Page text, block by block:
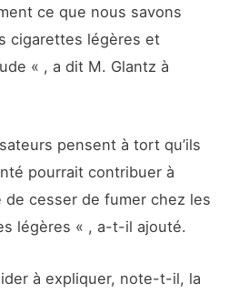
ce que nous savons
cigarettes légères et
« , a dit M. Glantz à
pensent à tort qu’ils
pourrait contribuer à
de cesser de fumer chez les
légères « , a-t-il ajouté.
à expliquer, note-t-il, la